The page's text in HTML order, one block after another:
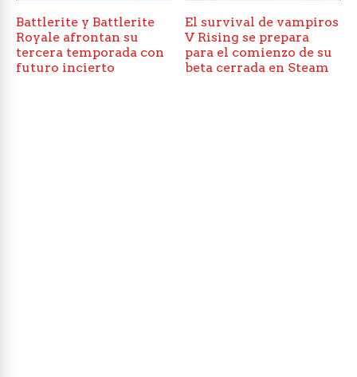
Battlerite y Battlerite
Royale afrontan su
tercera temporada con
futuro incierto
El survival de vampiros
V Rising se prepara
para el comienzo de su
beta cerrada en Steam